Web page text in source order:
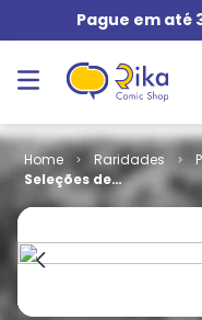
Pague em até
Raridades
Seleções de
Rir # 60